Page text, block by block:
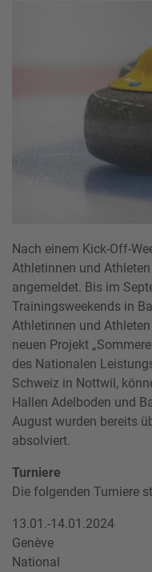
Nach einem Kick-Off-
Athletinnen und
angemeldet. Bis im
Trainingsweekends in
Athletinnen und
neuen Projekt
des Nationalen
Schweiz in Nottwil,
Hallen Adelboden und
August wurden bereits
absolviert.
Turniere
Die folgenden Turniere
13.01.-14.01.2024
Genève
National